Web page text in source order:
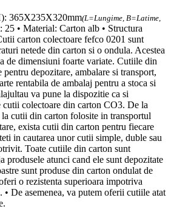
365X235X320mm(L=Lungime, B=Latime,
25 • Material: Carton alb • Structura
carton colectoare fefco 0201 sunt
netede din carton si o ondula. Acestea
de dimensiuni foarte variate. Cutiile din
depozitare, ambalare si transport,
rentabila de ambalaj pentru a stoca si
va pune la dispozitie ca si
cutii colectoare din carton CO3. De la
cutii din carton folosite in transportul
exista cutii din carton pentru fiecare
in cautarea unor cutii simple, duble sau
Toate cutiile din carton sunt
produsele atunci cand ele sunt depozitate
sunt produse din carton ondulat de
o rezistenta superioara impotriva
De asemenea, va putem oferii cutiile atat